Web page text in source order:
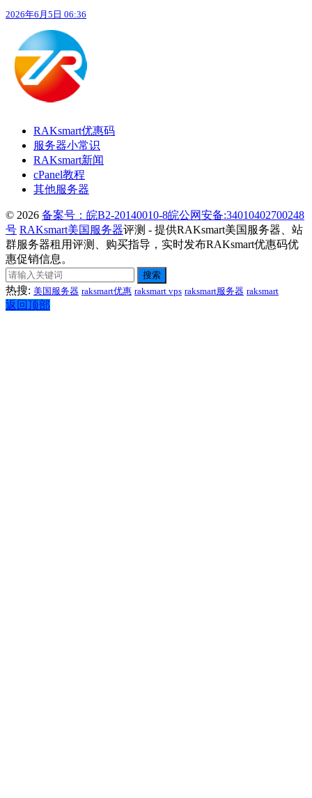
2026年6月5日 06:36
RAKsmart优惠码
服务器小常识
RAKsmart新闻
cPanel教程
其他服务器
© 2026 备案号：皖B2-20140010-8皖公网安备:34010402700248
号 RAKsmart美国服务器评测 - 提供RAKsmart美国服务器、站
群服务器租用评测、购买指导，实时发布RAKsmart优惠码优
惠促销信息。
搜索
热搜: 美国服务器 raksmart优惠 raksmart vps raksmart服务器 raksmart
返回顶部